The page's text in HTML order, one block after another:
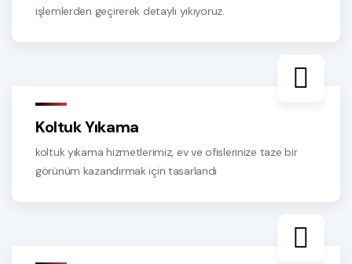
işlemlerden geçirerek detaylı yıkıyoruz.
Koltuk Yıkama
koltuk yıkama hizmetlerimiz, ev ve ofislerinize taze bir
görünüm kazandırmak için tasarlandı